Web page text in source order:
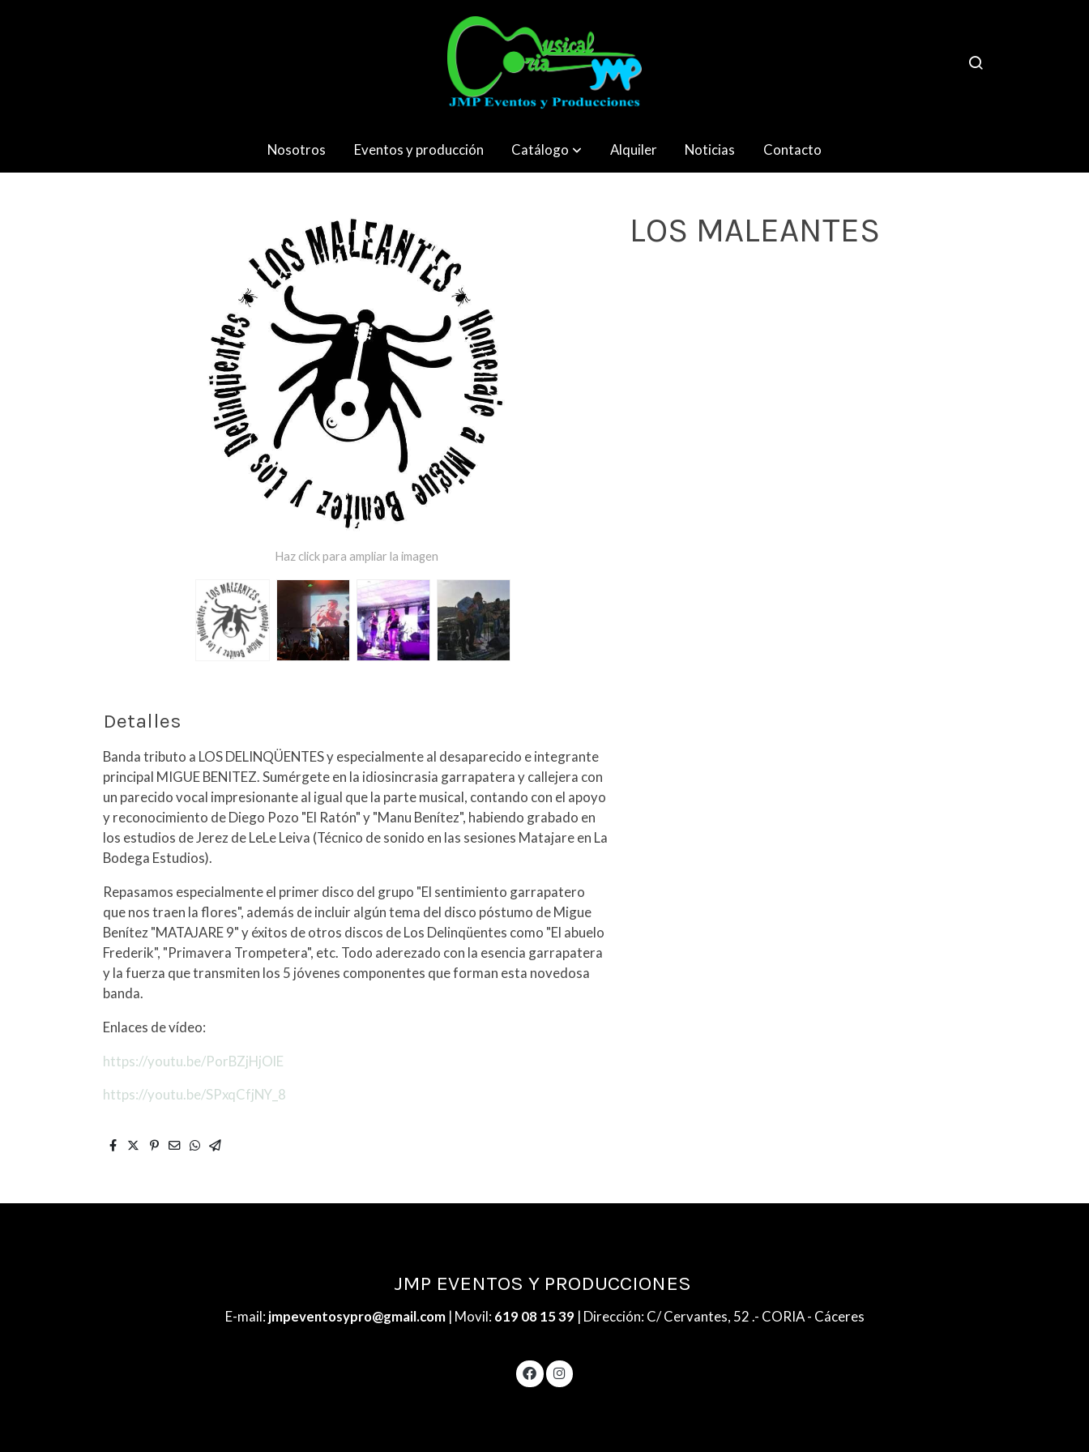
Nosotros Eventos y producción Catálogo Alquiler Noticias Contacto
LOS MALEANTES
Haz click para ampliar la imagen
Detalles
Banda tributo a LOS DELINQÜENTES y especialmente al desaparecido e integrante
principal MIGUE BENITEZ. Sumérgete en la idiosincrasia garrapatera y callejera con
un parecido vocal impresionante al igual que la parte musical, contando con el apoyo
y reconocimiento de Diego Pozo "El Ratón" y "Manu Benítez", habiendo grabado en
los estudios de Jerez de LeLe Leiva (Técnico de sonido en las sesiones Matajare en La
Bodega Estudios).
Repasamos especialmente el primer disco del grupo "El sentimiento garrapatero
que nos traen la flores", además de incluir algún tema del disco póstumo de Migue
Benítez "MATAJARE 9" y éxitos de otros discos de Los Delinqüentes como "El abuelo
Frederik", "Primavera Trompetera", etc. Todo aderezado con la esencia garrapatera
y la fuerza que transmiten los 5 jóvenes componentes que forman esta novedosa
banda.
Enlaces de vídeo:
https://youtu.be/PorBZjHjOlE
https://youtu.be/SPxqCfjNY_8
LOS MALEANTES
JMP EVENTOS Y PRODUCCIONES
E-mail: jmpeventosypro@gmail.com | Movil: 619 08 15 39| Dirección: C/ Cervantes, 52 .- CORIA - Cáceres